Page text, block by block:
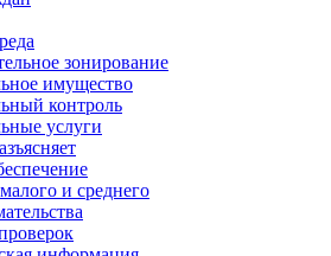
зонирование
имущество
контроль
услуги
и среднего